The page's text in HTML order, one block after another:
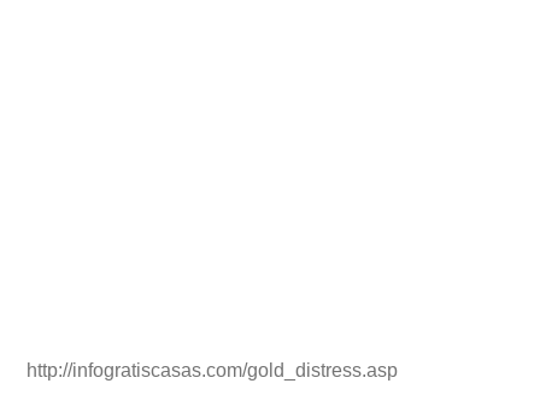
http://infogratiscasas.com/gold_distress.asp